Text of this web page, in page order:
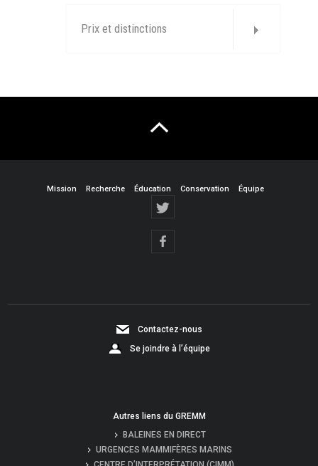
Prix et distinctions
Mission Recherche Éducation Conservation Équipe
Contactez-nous
Se joindre à l’équipe
Autres liens du GREMM
BALEINES EN DIRECT
URGENCES MAMMIFÈRES MARINS